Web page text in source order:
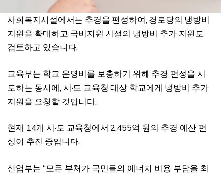
사회복지시설에서는 추경을 편성하여, 경로당의 냉방비
지원을 확대하고 국비지원 시설의 냉방비 추가 지원도
검토하고 있습니다.
교육부는 학교 운영비를 보충하기 위해 추경 편성을 시
도하는 동시에, 시·도 교육청 대상 학교에게 냉방비 추가
지원을 요청할 것입니다.
현재 14개 시·도 교육청에서 2,455억 원의 추경 예산 편
성이 추진 중입니다.
산업부는 “모든 부처가 국민들의 에너지 비용 부담을 최